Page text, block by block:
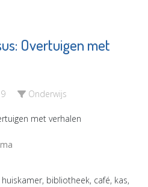
Overtuigen met
Onderwijs
huiskamer, bibliotheek, café, kas,